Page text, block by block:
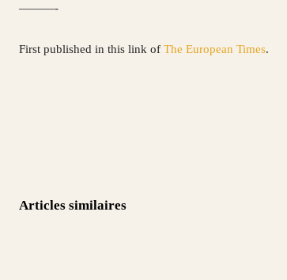
———-
First published in this link of The European Times.
Articles similaires